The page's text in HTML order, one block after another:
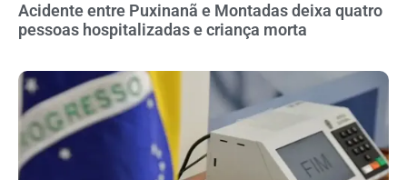
Acidente entre Puxinanã e Montadas deixa quatro
pessoas hospitalizadas e criança morta